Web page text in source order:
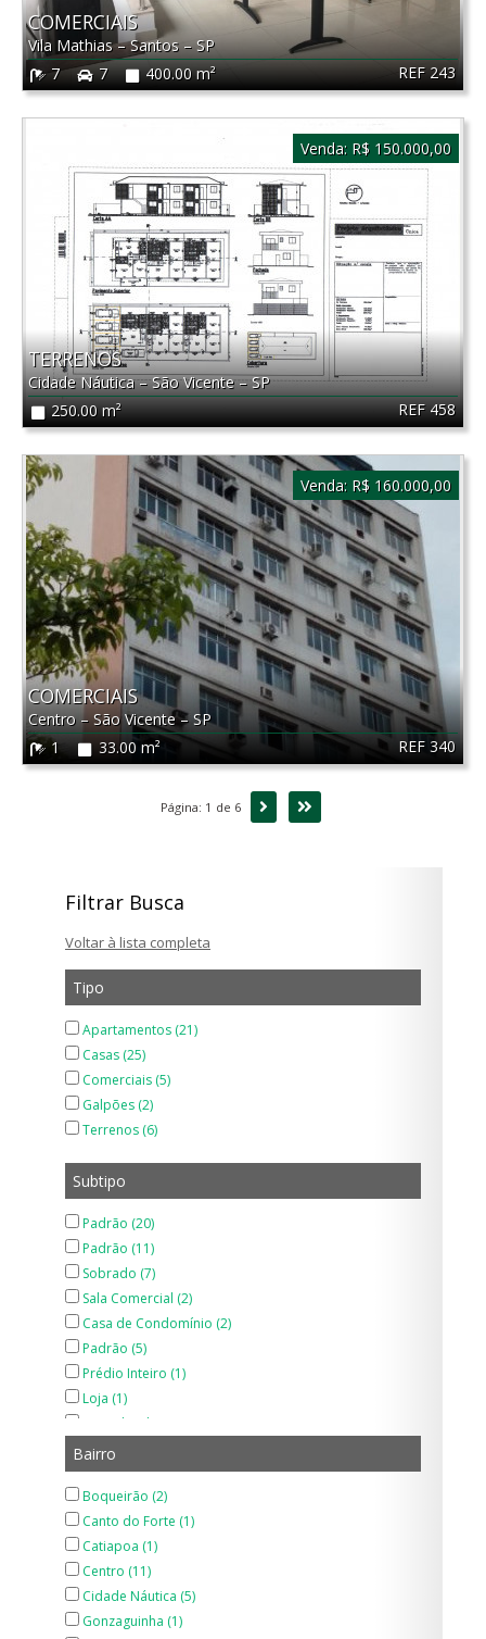
REF 243
COMERCIAIS
Vila Mathias–Santos–SP
7
7 400.00 m²
REF 458
TERRENOS
Cidade Náutica–São Vicente–SP
250.00 m²
Venda: R$ 150.000,00
REF 340
COMERCIAIS
Centro– São Vicente–SP
1
33.00 m²
Venda: R$ 160.000,00
Página: 1 de 6 Próxima
Filtrar Busca
Voltar à lista completa
Tipo
Apartamentos (21)
Casas (25)
Comerciais (5)
Galpões (2)
Terrenos (6)
Subtipo
Padrão (20)
Padrão (11)
Sobrado (7)
Sala Comercial (2)
Casa de Condomínio (2)
Padrão (5)
Prédio Inteiro (1)
Loja (1)
Casa de Vila (2)
Padrão (1)
Sobrado de Condomínio (3)
Bairro
Boqueirão (2)
Canto do Forte (1)
Catiapoa (1)
Centro (11)
Cidade Náutica (5)
Gonzaguinha (1)